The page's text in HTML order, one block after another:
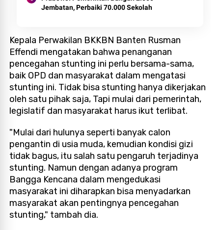
Jembatan, Perbaiki 70.000 Sekolah
Kepala Perwakilan BKKBN Banten Rusman
Effendi mengatakan bahwa penanganan
pencegahan stunting ini perlu bersama-sama,
baik OPD dan masyarakat dalam mengatasi
stunting ini. Tidak bisa stunting hanya dikerjakan
oleh satu pihak saja, Tapi mulai dari pemerintah,
legislatif dan masyarakat harus ikut terlibat.
"Mulai dari hulunya seperti banyak calon
pengantin di usia muda, kemudian kondisi gizi
tidak bagus, itu salah satu pengaruh terjadinya
stunting. Namun dengan adanya program
Bangga Kencana dalam mengedukasi
masyarakat ini diharapkan bisa menyadarkan
masyarakat akan pentingnya pencegahan
stunting," tambah dia.